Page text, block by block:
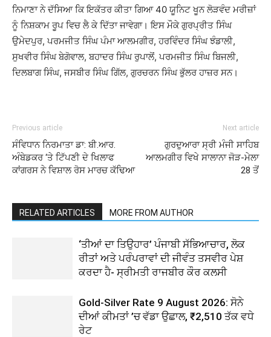
ਨਿਮਾਣਾ ਨੇ ਦੱਸਿਆ ਕਿ ਇਕੱਤਰ ਕੀਤਾ ਗਿਆ 40 ਯੂਨਿਟ ਖੂਨ ਲੋੜਵੰਦ ਮਰੀਜ਼ਾਂ
ਨੂੰ ਨਿਸ਼ਕਾਮ ਰੂਪ ਵਿਚ ਲੈ ਕੇ ਦਿੱਤਾ ਜਾਵੇਗਾ। ਇਸ ਮੌਕੇ ਗੁਰਪ੍ਰੀਤ ਸਿੰਘ
ਉਮੇਦਪੁਰ, ਪਰਮਜੀਤ ਸਿੰਘ ਪੰਮਾ ਆਲਮਗੀਰ, ਹਰਵਿੰਦਰ ਸਿੰਘ ਝੰਡਾਲੀ,
ਸੁਖਵੀਰ ਸਿੰਘ ਬੇਗੋਵਾਲ, ਬਹਾਦਰ ਸਿੰਘ ਰੁਪਾਲੋਂ, ਪਰਮਜੀਤ ਸਿੰਘ ਬਿਜਲੀ,
ਦਿਲਬਾਗ ਸਿੰਘ, ਜਸਬੀਰ ਸਿੰਘ ਗਿੱਲ, ਗੁਰਚਰਨ ਸਿੰਘ ਭੁੱਲਰ ਹਾਜ਼ਰ ਸਨ।
Previous article
ਸੰਵਿਧਾਨ ਨਿਰਮਾਤਾ ਡਾ: ਬੀ.ਆਰ.
ਅੰਬੇਡਕਰ ‘ਤੇ ਟਿੱਪਣੀ ਦੇ ਖਿਲਾਫ
ਕਾਂਗਰਸ ਨੇ ਵਿਸ਼ਾਲ ਰੋਸ ਮਾਰਚ ਕੱਢਿਆ
Next article
ਗੁਰਦੁਆਰਾ ਸ੍ਰੀ ਮੰਜੀ ਸਾਹਿਬ
ਆਲਮਗੀਰ ਵਿਖੇ ਸਾਲਾਨਾ ਜੋੜ-ਮੇਲਾ
28 ਤੋਂ
RELATED ARTICLES MORE FROM AUTHOR
‘ਤੀਆਂ ਦਾ ਤਿਉਹਾਰ’ ਪੰਜਾਬੀ ਸੱਭਿਆਚਾਰ, ਲੋਕ
ਰੀਤਾਂ ਅਤੇ ਪਰੰਪਰਾਵਾਂ ਦੀ ਜੀਵੰਤ ਤਸਵੀਰ ਪੇਸ਼
ਕਰਦਾ ਹੈ- ਸ੍ਰੀਮਤੀ ਰਾਜਬੀਰ ਕੌਰ ਕਲਸੀ
Gold-Silver Rate 9 August 2026: ਸੋਨੇ
ਦੀਆਂ ਕੀਮਤਾਂ ’ਚ ਵੱਡਾ ਉਛਾਲ, ₹2,510 ਤੱਕ ਵਧੇ
ਰੇਟ